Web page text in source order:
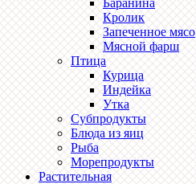
Баранина
Кролик
Запеченное мясо
Мясной фарш
Птица
Курица
Индейка
Утка
Субпродукты
Блюда из яиц
Рыба
Морепродукты
Растительная